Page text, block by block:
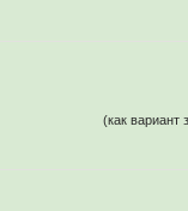
(как вариант